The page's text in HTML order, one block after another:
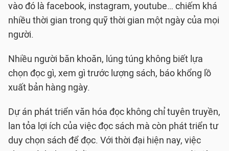
vào đó là facebook, instagram, youtube… chiếm khá
nhiều thời gian trong quỹ thời gian một ngày của mọi
người.
Nhiều người băn khoăn, lúng túng không biết lựa
chọn đọc gì, xem gì trước lượng sách, báo khổng lồ
xuất bản hàng ngày.
Dự án phát triển văn hóa đọc không chỉ tuyên truyền,
lan tỏa lợi ích của việc đọc sách mà còn phát triển tư
duy chọn sách để đọc. Với thời đại hiện nay, việc